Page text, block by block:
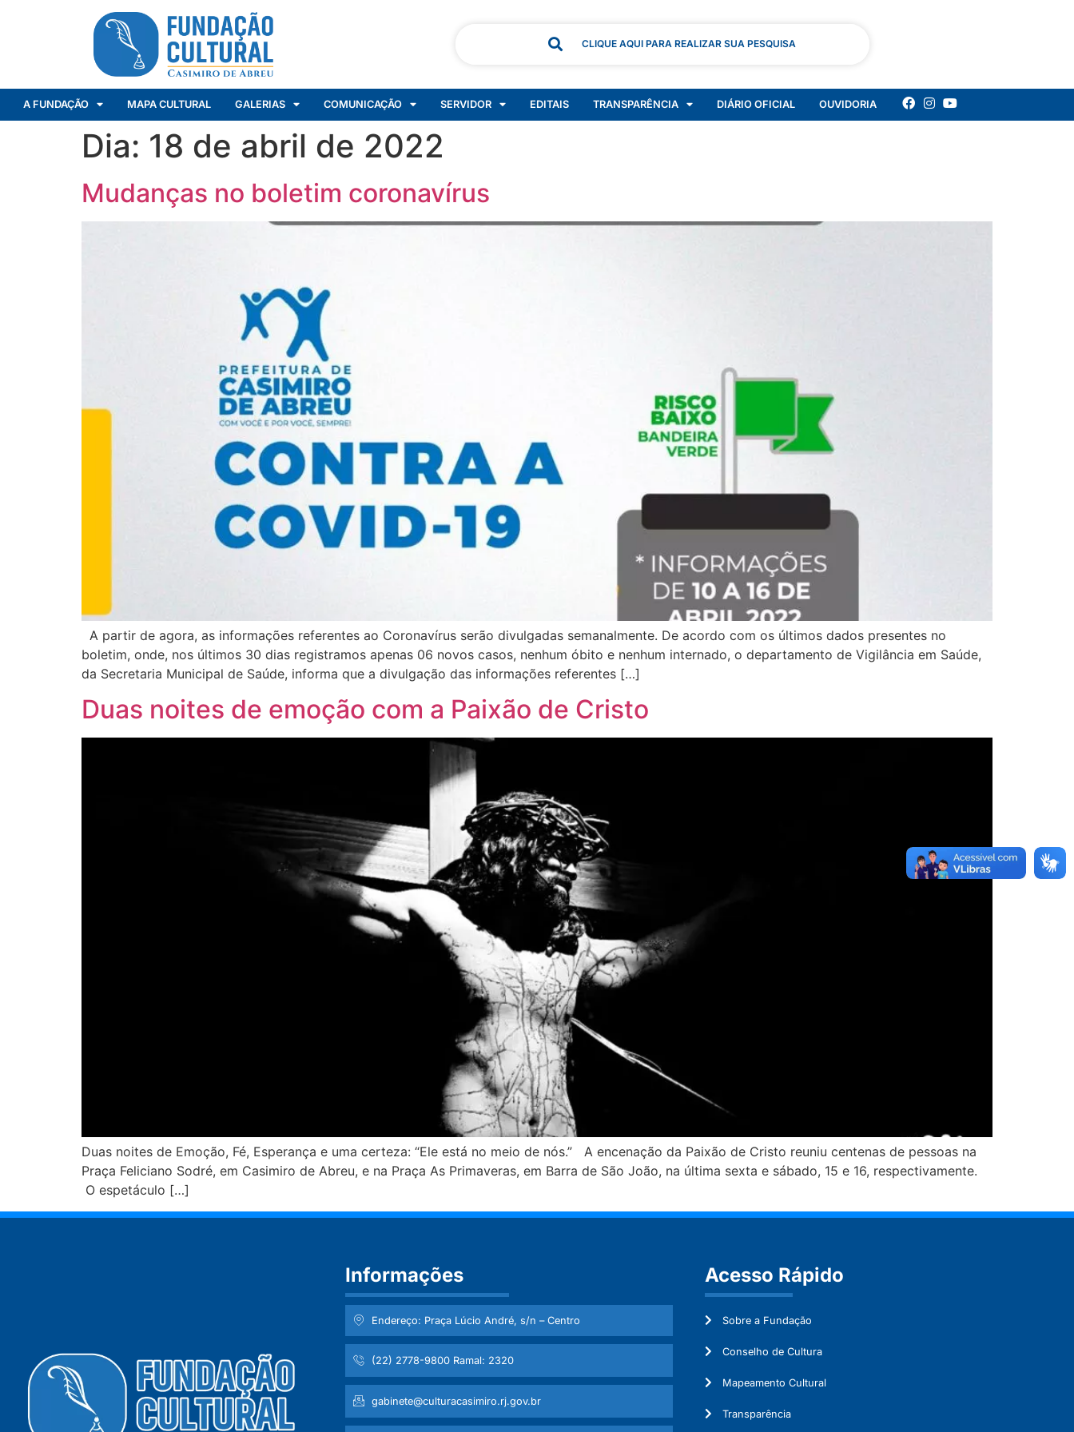
CLIQUE AQUI PARA REALIZAR SUA PESQUISA
A FUNDAÇÃO MAPA CULTURAL GALERIAS COMUNICAÇÃO SERVIDOR EDITAIS TRANSPARÊNCIA DIÁRIO OFICIAL OUVIDORIA
Dia: 18 de abril de 2022
Mudanças no boletim coronavírus
A partir de agora, as informações referentes ao Coronavírus serão divulgadas semanalmente. De acordo com os últimos dados presentes no
boletim, onde, nos últimos 30 dias registramos apenas 06 novos casos, nenhum óbito e nenhum internado, o departamento de Vigilância em Saúde,
da Secretaria Municipal de Saúde, informa que a divulgação das informações referentes […]
Duas noites de emoção com a Paixão de Cristo
Duas noites de Emoção, Fé, Esperança e uma certeza: “Ele está no meio de nós.” A encenação da Paixão de Cristo reuniu centenas de pessoas na
Praça Feliciano Sodré, em Casimiro de Abreu, e na Praça As Primaveras, em Barra de São João, na última sexta e sábado, 15 e 16, respectivamente.
O espetáculo […]
Informações
Endereço: Praça Lúcio André, s/n – Centro
(22) 2778-9800 Ramal: 2320
gabinete@culturacasimiro.rj.gov.br
Acesso Rápido
Sobre a Fundação
Conselho de Cultura
Mapeamento Cultural
Transparência